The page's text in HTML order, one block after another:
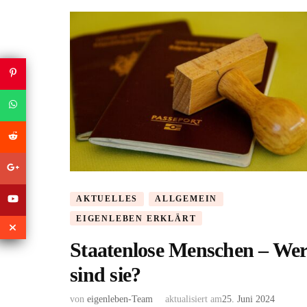
AKTUELLES ALLGEMEIN
EIGENLEBEN ERKLÄRT
Staatenlose Menschen – Wer
sind sie?
von eigenleben-Team aktualisiert am25. Juni 2024